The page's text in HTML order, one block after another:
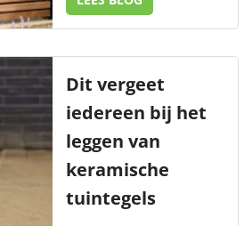
Dit vergeet
iedereen bij het
leggen van
keramische
tuintegels